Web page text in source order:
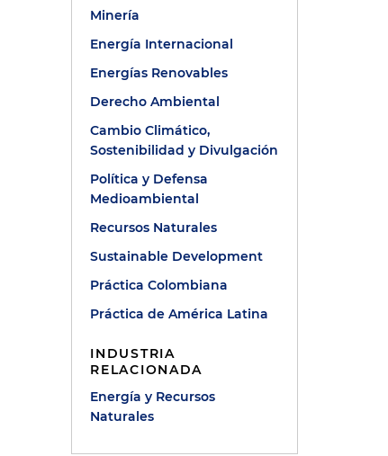
Minería
Energía Internacional
Energías Renovables
Derecho Ambiental
Cambio Climático,
Sostenibilidad y Divulgación
Política y Defensa
Medioambiental
Recursos Naturales
Sustainable Development
Práctica Colombiana
Práctica de América Latina
INDUSTRIA
RELACIONADA
Energía y Recursos
Naturales